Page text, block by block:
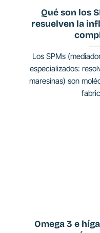
Qué son los
resuelven la
Los SPMs
especializados:
maresinas) son
Omega 3 e